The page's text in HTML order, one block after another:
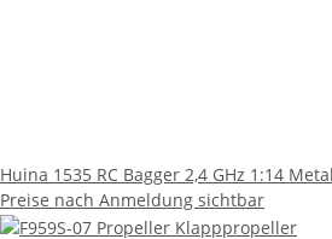
Huina 1535 RC Bagger 2,4 GHz 1:14
Preise nach Anmeldung sichtbar